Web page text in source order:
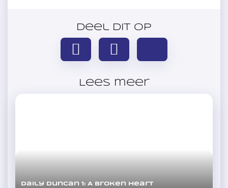
Deel dit op
Lees meer
Daily Duncan 1: A broken heart